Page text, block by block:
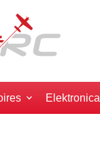
Elektronica